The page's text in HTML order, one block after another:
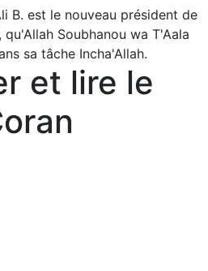
B. est le nouveau président de
qu'Allah Soubhanou wa T'Aala
sa tâche Incha'Allah.
et lire le